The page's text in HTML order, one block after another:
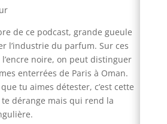
de ce podcast, grande gueule
l’industrie du parfum. Sur ces
noire, on peut distinguer
enterrées de Paris à Oman.
tu aimes détester, c’est cette
dérange mais qui rend la